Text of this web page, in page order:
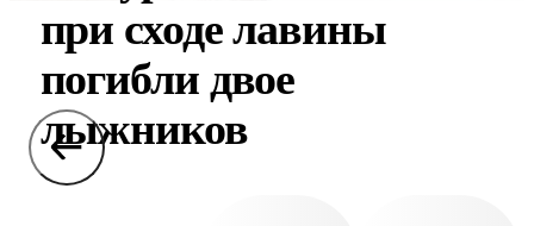
при сходе лавины
погибли двое
лыжников